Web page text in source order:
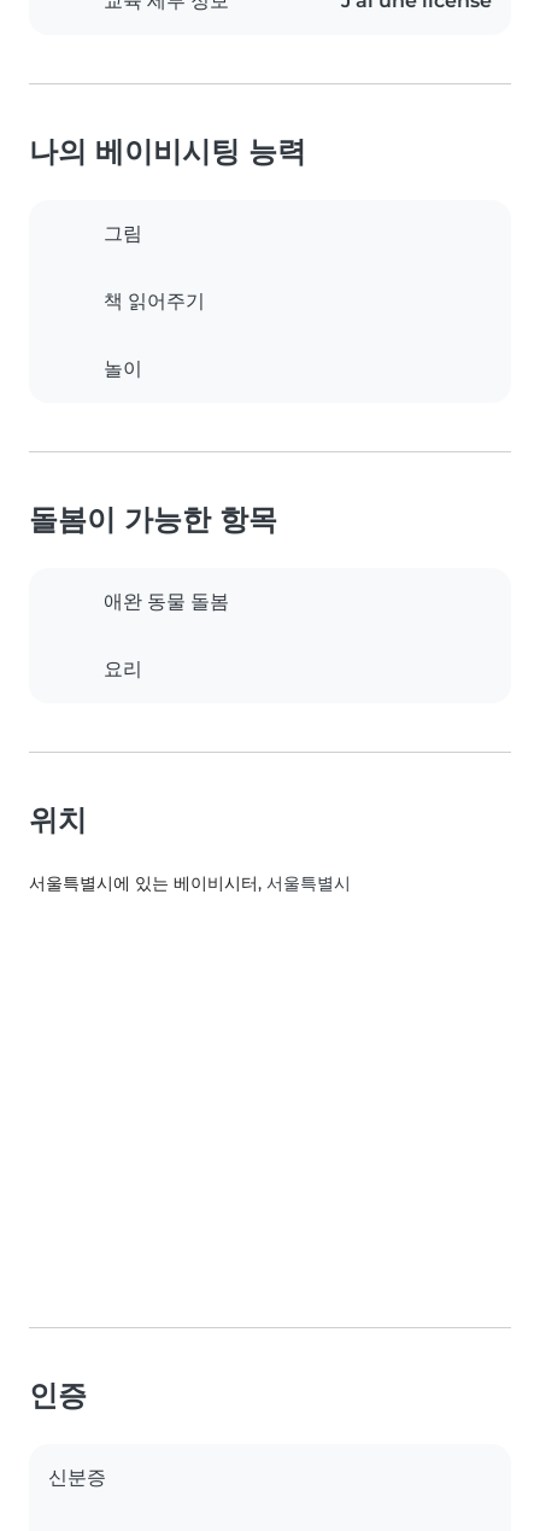
나의 베이비시팅 능력
그림
책 읽어주기
놀이
돌봄이 가능한 항목
애완 동물 돌봄
요리
위치
서울특별시에 있는 베이비시터, 서울특별시
인증
신분증